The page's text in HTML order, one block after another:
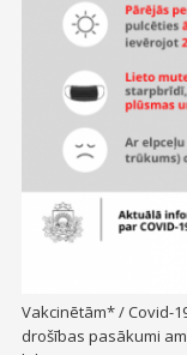
Vakcinētām* / Covid-
drošības pasākumi